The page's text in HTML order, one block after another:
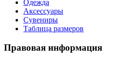
Одежда
Аксессуары
Сувениры
Таблица размеров
Правовая информация